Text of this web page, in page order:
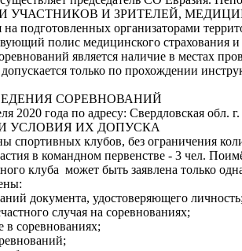
УЧАСТНИКОВ И ЗРИТЕЛЕЙ,
подготовленных организаторами
полис медицинского страхования
является наличие в местах
только по прохождении
СОРЕВНОВАНИЙ
2020 года по адресу: Свердловская
УСЛОВИЯ ИХ ДОПУСКА
спортивных клубов, без ограничения
в командном первенстве - 3 чел.
клуба может быть заявлена только
документа, удостоверяющего личность;
случая на соревнованиях;
в соревнованиях;